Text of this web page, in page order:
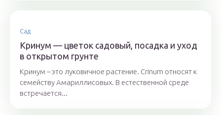
Сад
Кринум — цветок садовый, посадка и уход
в открытом грунте
Кринум – это луковичное растение. Crinum относят к
семейству Амариллисовых. В естественной среде
встречается...